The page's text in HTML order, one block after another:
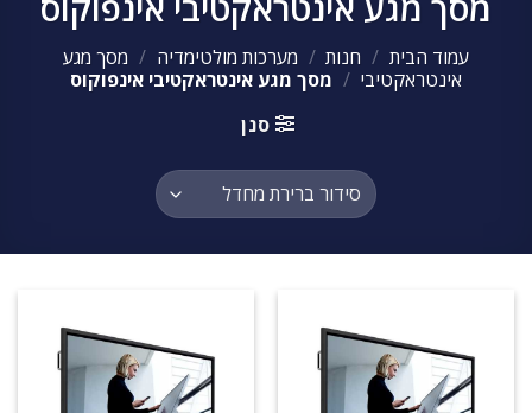
עמוד הבית / חנות / מערכות מולטימדיה / מסך מגע
אינטראקטיבי / מסך מגע אינטראקטיבי אינפוקוס
סנן